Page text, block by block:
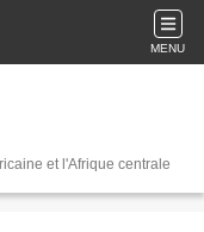
MENU
et l'Afrique centrale